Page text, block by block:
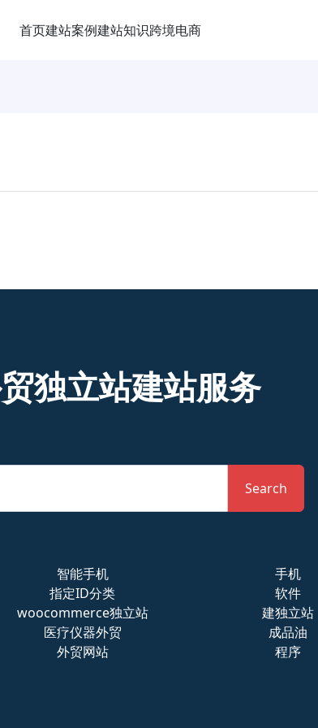
首页建站案例建站知识跨境电商
独立站建站服务
Search
智能手机
手机
指定ID分类
软件
woocommerce独立站
建独立站
医疗仪器外贸
成品油
外贸网站 程序